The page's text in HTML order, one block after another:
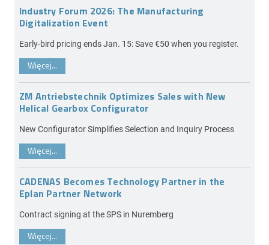
Industry Forum 2026: The Manufacturing
Digitalization Event
Early-bird pricing ends Jan. 15: Save €50 when you register.
Więcej...
ZM Antriebstechnik Optimizes Sales with New
Helical Gearbox Configurator
New Configurator Simplifies Selection and Inquiry Process
Więcej...
CADENAS Becomes Technology Partner in the
Eplan Partner Network
Contract signing at the SPS in Nuremberg
Więcej...